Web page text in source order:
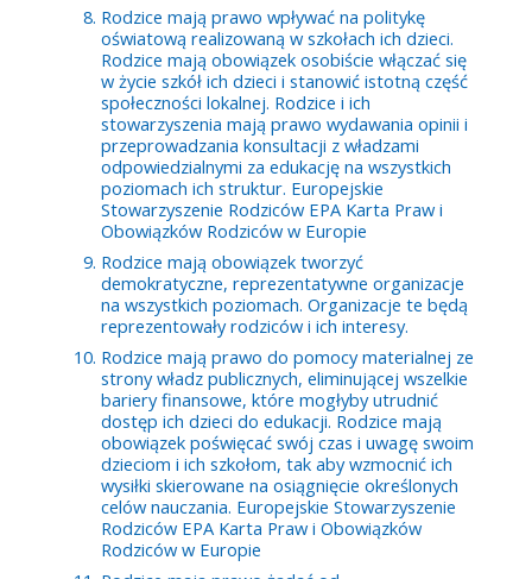
Rodzice mają prawo wpływać na politykę
oświatową realizowaną w szkołach ich dzieci.
Rodzice mają obowiązek osobiście włączać się
w życie szkół ich dzieci i stanowić istotną część
społeczności lokalnej. Rodzice i ich
stowarzyszenia mają prawo wydawania opinii i
przeprowadzania konsultacji z władzami
odpowiedzialnymi za edukację na wszystkich
poziomach ich struktur. Europejskie
Stowarzyszenie Rodziców EPA Karta Praw i
Obowiązków Rodziców w Europie
Rodzice mają obowiązek tworzyć
demokratyczne, reprezentatywne organizacje
na wszystkich poziomach. Organizacje te będą
reprezentowały rodziców i ich interesy.
Rodzice mają prawo do pomocy materialnej ze
strony władz publicznych, eliminującej wszelkie
bariery finansowe, które mogłyby utrudnić
dostęp ich dzieci do edukacji. Rodzice mają
obowiązek poświęcać swój czas i uwagę swoim
dzieciom i ich szkołom, tak aby wzmocnić ich
wysiłki skierowane na osiągnięcie określonych
celów nauczania. Europejskie Stowarzyszenie
Rodziców EPA Karta Praw i Obowiązków
Rodziców w Europie